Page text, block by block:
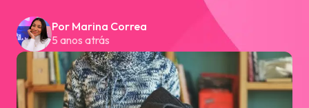
Por Marina Correa
5 anos atrás